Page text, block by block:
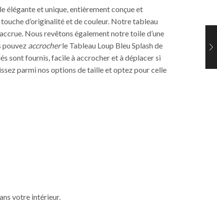
élégante et unique, entièrement conçue et
d’originalité et de couleur. Notre tableau
Nous revêtons également notre toile d’une
pouvez accrocherle Tableau Loup Bleu Splash de
sont fournis, facile à accrocher et à déplacer si
parmi nos options de taille et optez pour celle
votre intérieur.